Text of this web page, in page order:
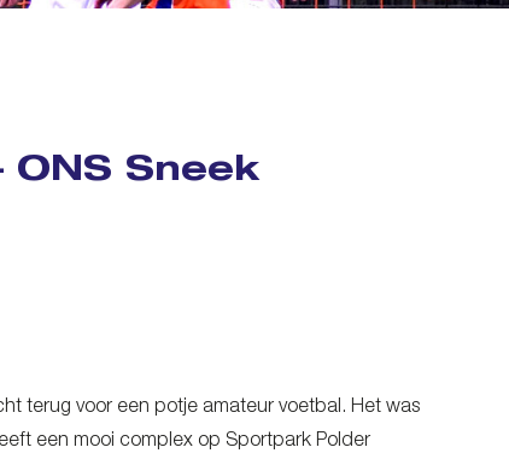
Sneek
terug voor een potje amateur voetbal. Het was
een mooi complex op Sportpark Polder